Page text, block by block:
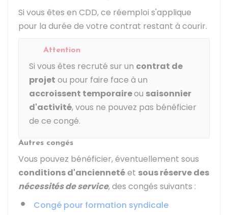
Si vous êtes en CDD, ce réemploi s'applique
pour la durée de votre contrat restant à courir.
Attention
Si vous êtes recruté sur un contrat de
projet ou pour faire face à un
accroissent temporaireou saisonnier
d'activité, vous ne pouvez pas bénéficier
de ce congé.
Autres congés
Vous pouvez bénéficier, éventuellement sous
conditions d'anciennetéet sous réserve des
nécessités de service, des congés suivants :
Congé pour formation syndicale